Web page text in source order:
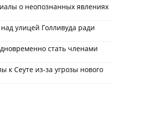
о неопознанных явлениях
улицей Голливуда ради
стать членами
к Сеуте из-за угрозы нового